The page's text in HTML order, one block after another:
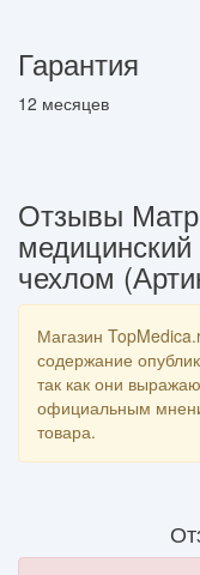
Гарантия
12 месяцев
Отзывы
чехлом
Магазин
содержание
так как они
официальным
товара.